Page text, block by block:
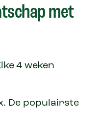
met
4 weken
De populairste